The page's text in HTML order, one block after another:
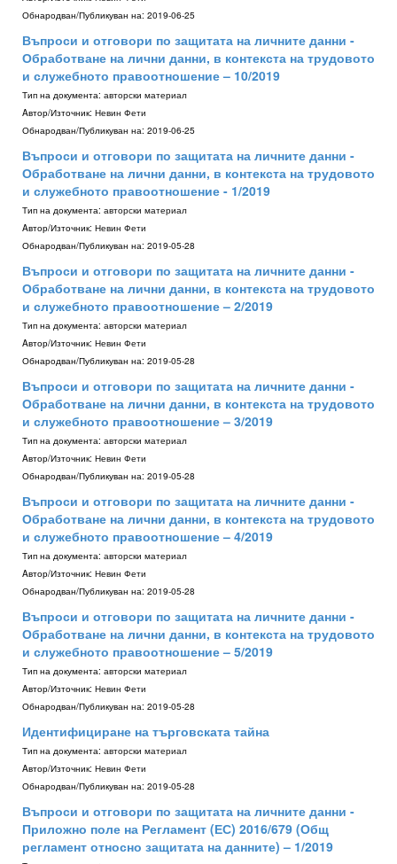
Обнародван/Публикуван на: 2019-06-25
Въпроси и отговори по защитата на личните данни -
Обработване на лични данни, в контекста на трудовото
и служебното правоотношение – 10/2019
Тип на документа: авторски материал
Aвтор/Източник: Невин Фети
Обнародван/Публикуван на: 2019-06-25
Въпроси и отговори по защитата на личните данни -
Обработване на лични данни, в контекста на трудовото
и служебното правоотношение - 1/2019
Тип на документа: авторски материал
Aвтор/Източник: Невин Фети
Обнародван/Публикуван на: 2019-05-28
Въпроси и отговори по защитата на личните данни -
Обработване на лични данни, в контекста на трудовото
и служебното правоотношение – 2/2019
Тип на документа: авторски материал
Aвтор/Източник: Невин Фети
Обнародван/Публикуван на: 2019-05-28
Въпроси и отговори по защитата на личните данни -
Обработване на лични данни, в контекста на трудовото
и служебното правоотношение – 3/2019
Тип на документа: авторски материал
Aвтор/Източник: Невин Фети
Обнародван/Публикуван на: 2019-05-28
Въпроси и отговори по защитата на личните данни -
Обработване на лични данни, в контекста на трудовото
и служебното правоотношение – 4/2019
Тип на документа: авторски материал
Aвтор/Източник: Невин Фети
Обнародван/Публикуван на: 2019-05-28
Въпроси и отговори по защитата на личните данни -
Обработване на лични данни, в контекста на трудовото
и служебното правоотношение – 5/2019
Тип на документа: авторски материал
Aвтор/Източник: Невин Фети
Обнародван/Публикуван на: 2019-05-28
Идентифициране на търговската тайна
Тип на документа: авторски материал
Aвтор/Източник: Невин Фети
Обнародван/Публикуван на: 2019-05-28
Въпроси и отговори по защитата на личните данни -
Приложно поле на Регламент (ЕС) 2016/679 (Общ
регламент относно защитата на данните) – 1/2019